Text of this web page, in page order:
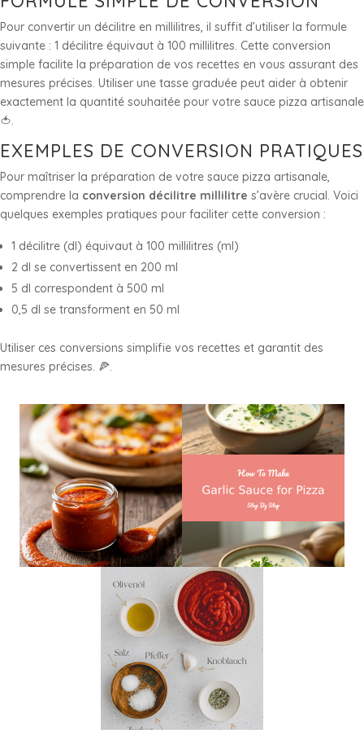
Pour convertir un décilitre en millilitres, il suffit d’utiliser la formule
suivante : 1 décilitre équivaut à 100 millilitres. Cette conversion
simple facilite la préparation de vos recettes en vous assurant des
mesures précises. Utiliser une tasse graduée peut aider à obtenir
exactement la quantité souhaitée pour votre sauce pizza artisanale
🍅.
EXEMPLES DE CONVERSION PRATIQUES
Pour maîtriser la préparation de votre sauce pizza artisanale,
comprendre la conversion décilitre millilitre s’avère crucial. Voici
quelques exemples pratiques pour faciliter cette conversion :
1 décilitre (dl) équivaut à 100 millilitres (ml)
2 dl se convertissent en 200 ml
5 dl correspondent à 500 ml
0,5 dl se transforment en 50 ml
Utiliser ces conversions simplifie vos recettes et garantit des
mesures précises. 🍕.